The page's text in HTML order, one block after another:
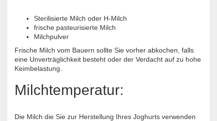
Sterilisierte Milch oder H-Milch
frische pasteurisierte Milch
Milchpulver
Frische Milch vom Bauern sollte Sie vorher abkochen, falls
eine Unverträglichkeit besteht oder der Verdacht auf zu hohe
Keimbelastung.
Milchtemperatur:
Die Milch die Sie zur Herstellung Ihres Joghurts verwenden